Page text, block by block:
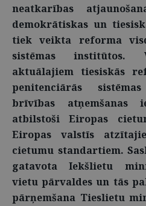
neatkarības
demokrātiskas un
tiek veikta reforma
sistēmas
aktuālajiem tiesiskās
penitenciārās
brīvības atņemšanas
atbilstoši Eiropas
Eiropas valstīs
cietumu standartiem.
gatavota Iekšlietu
vietu pārvaldes un tās
pārņemšana Tieslietu